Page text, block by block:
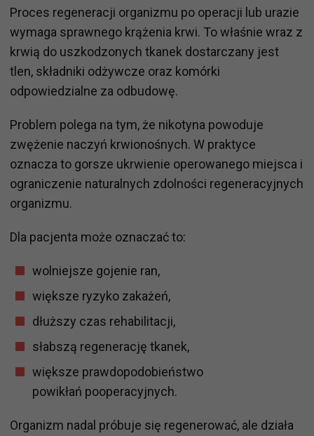
Proces regeneracji organizmu po operacji lub urazie
wymaga sprawnego krążenia krwi. To właśnie wraz z
krwią do uszkodzonych tkanek dostarczany jest
tlen, składniki odżywcze oraz komórki
odpowiedzialne za odbudowę.
Problem polega na tym, że nikotyna powoduje
zwężenie naczyń krwionośnych. W praktyce
oznacza to gorsze ukrwienie operowanego miejsca i
ograniczenie naturalnych zdolności regeneracyjnych
organizmu.
Dla pacjenta może oznaczać to:
wolniejsze gojenie ran,
większe ryzyko zakażeń,
dłuższy czas rehabilitacji,
słabszą regenerację tkanek,
większe prawdopodobieństwo
powikłań pooperacyjnych.
Organizm nadal próbuje się regenerować, ale działa